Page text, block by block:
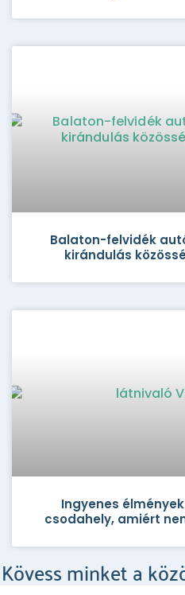
Balaton-felvidék
kirándulás
Ingyenes
csodahely, amiért
Kövess minket a